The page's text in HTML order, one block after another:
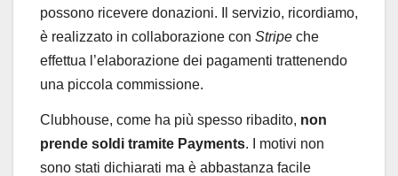
possono ricevere donazioni. Il servizio, ricordiamo,
è realizzato in collaborazione con Stripe che
effettua l’elaborazione dei pagamenti trattenendo
una piccola commissione.
Clubhouse, come ha più spesso ribadito, non
prende soldi tramite Payments. I motivi non
sono stati dichiarati ma è abbastanza facile